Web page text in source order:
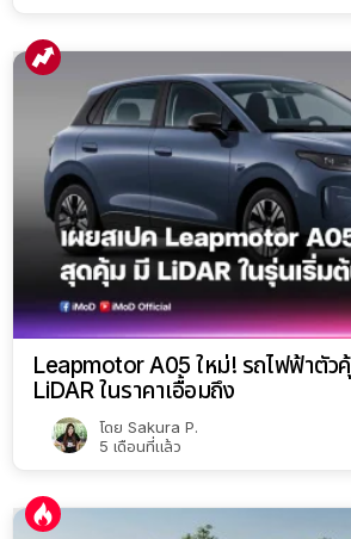
Leapmotor A05 ใหม่! รถไฟฟ้าตัว
LiDAR ในราคาเอื้อมถึง
โดย Sakura P.
5 เดือนที่แล้ว